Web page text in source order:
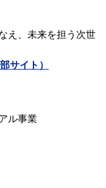
え、未来を担う次世
サイト）
ル事業